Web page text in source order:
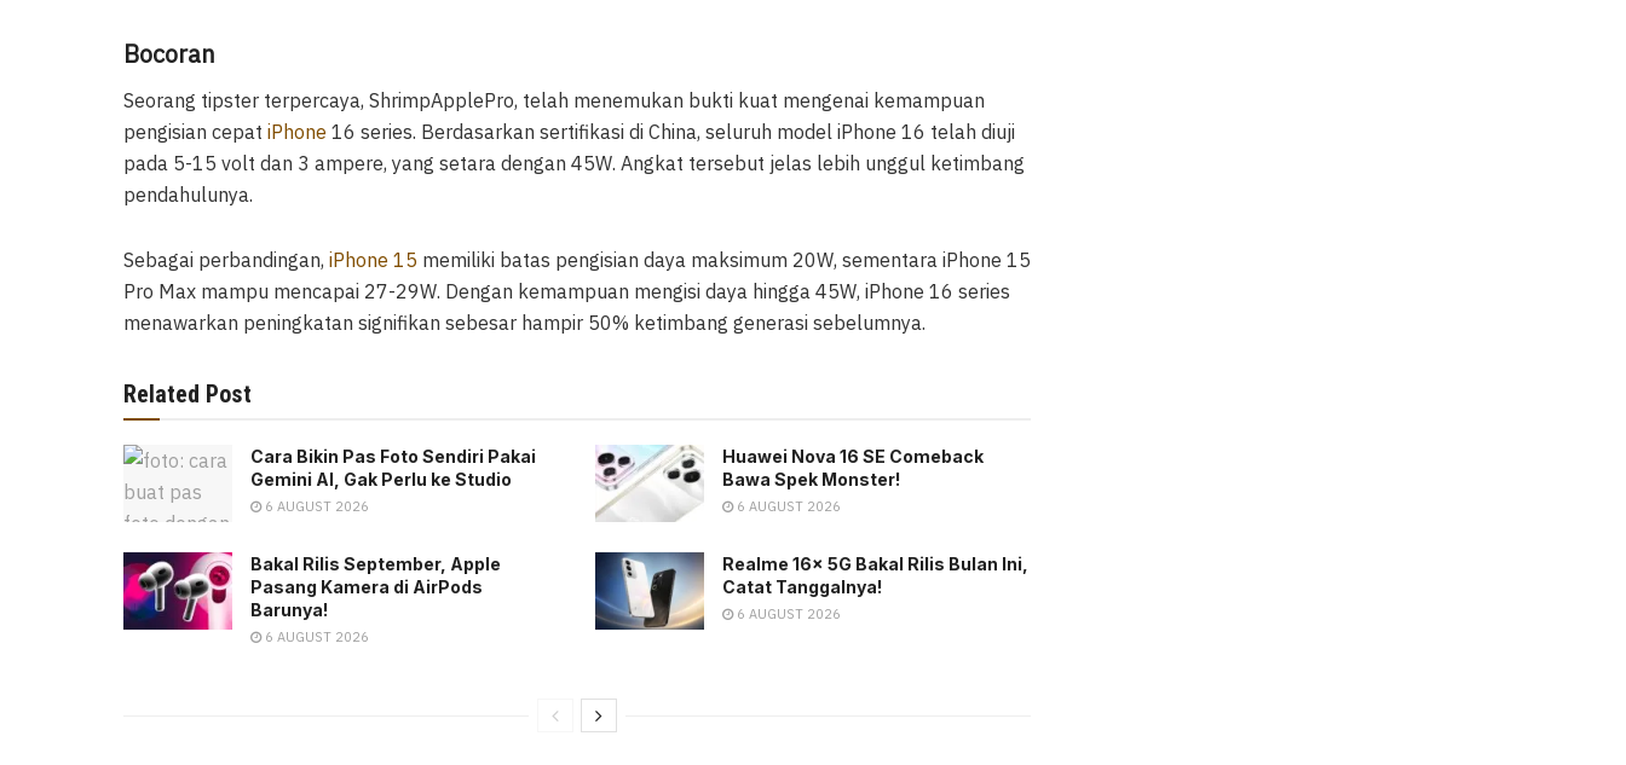
Bocoran
Seorang tipster terpercaya, ShrimpApplePro, telah menemukan bukti kuat mengenai kemampuan
pengisian cepat iPhone 16 series. Berdasarkan sertifikasi di China, seluruh model iPhone 16 telah diuji
pada 5-15 volt dan 3 ampere, yang setara dengan 45W. Angkat tersebut jelas lebih unggul ketimbang
pendahulunya.
Sebagai perbandingan, iPhone 15 memiliki batas pengisian daya maksimum 20W, sementara iPhone 15
Pro Max mampu mencapai 27-29W. Dengan kemampuan mengisi daya hingga 45W, iPhone 16 series
menawarkan peningkatan signifikan sebesar hampir 50% ketimbang generasi sebelumnya.
Related Post
Cara Bikin Pas Foto Sendiri Pakai
Gemini AI, Gak Perlu ke Studio
6 AUGUST 2026
Huawei Nova 16 SE Comeback
Bawa Spek Monster!
6 AUGUST 2026
Bakal Rilis September, Apple
Pasang Kamera di AirPods
Barunya!
6 AUGUST 2026
Realme 16x 5G Bakal Rilis Bulan Ini,
Catat Tanggalnya!
6 AUGUST 2026